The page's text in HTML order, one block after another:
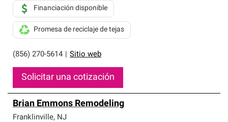
(856) 270-5614 Sitio web
Financiación disponible
Promesa de reciclaje de tejas
Solicitar una cotización
Brian Emmons Remodeling
Franklinville, NJ